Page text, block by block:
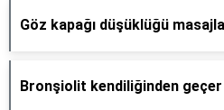
Göz kapağı düşüklüğü
Bronşiolit kendiliğinden geçer